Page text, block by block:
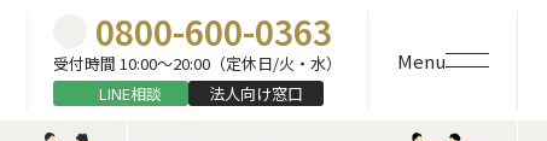
0800-600-0363
受付時間 10:00〜20:00（定休日/火・水）
LINE相談
法人向け窓口
Menu